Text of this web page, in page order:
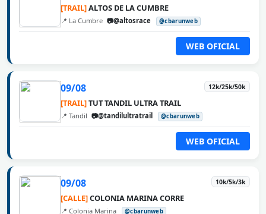
[TRAIL]ALTOS DE LA CUMBRE
📍 La Cumbre 📷@altosrace @cbarunweb
WEB OFICIAL
09/08 12k/25k/50k
[TRAIL]TUT TANDIL ULTRA TRAIL
📍 Tandil 📷@tandilultratrail @cbarunweb
WEB OFICIAL
09/08 10k/5k/3k
[CALLE]COLONIA MARINA CORRE
📍 Colonia Marina @cbarunweb